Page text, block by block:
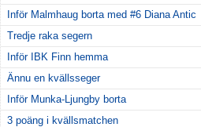
Inför Malmhaug borta med #6 Diana Antic
Tredje raka segern
Inför IBK Finn hemma
Ännu en kvällsseger
Inför Munka-Ljungby borta
3 poäng i kvällsmatchen